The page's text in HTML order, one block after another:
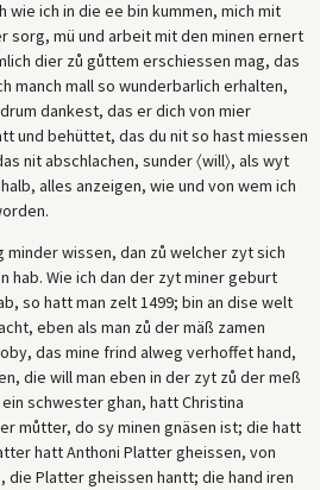
wie ich in die ee bin kummen, mich mit
sorg, mü und arbeit mit den minen ernert
dier zů gůttem erschiessen mag, das
manch mall so wunderbarlich erhalten,
dankest, das er dich von mier
und behüttet, das du nit so hast miessen
nit abschlachen, sunder 〈will〉, als wyt
alles anzeigen, wie und von wem ich
minder wissen, dan zů welcher zyt sich
hab. Wie ich dan der zyt miner geburt
so hatt man zelt 1499; bin an dise welt
eben als man zů der mäß zamen
das mine frind alweg verhoffet hand,
die will man eben in der zyt zů der meß
schwester ghan, hatt Christina
můtter, do sy minen gnäsen ist; die hatt
hatt Anthoni Platter gheissen, von
Platter gheissen hantt; die hand iren